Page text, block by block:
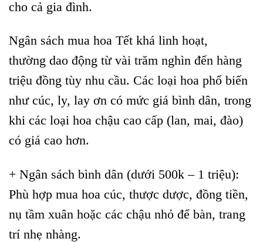
cho cả gia đình.
Ngân sách mua hoa Tết khá linh hoạt,
thường dao động từ vài trăm nghìn đến hàng
triệu đồng tùy nhu cầu. Các loại hoa phổ biến
như cúc, ly, lay ơn có mức giá bình dân, trong
khi các loại hoa chậu cao cấp (lan, mai, đào)
có giá cao hơn.
+ Ngân sách bình dân (dưới 500k – 1 triệu):
Phù hợp mua hoa cúc, thược dược, đồng tiền,
nụ tầm xuân hoặc các chậu nhỏ để bàn, trang
trí nhẹ nhàng.